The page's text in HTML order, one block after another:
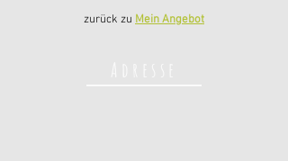
zurück zu Mein Angebot